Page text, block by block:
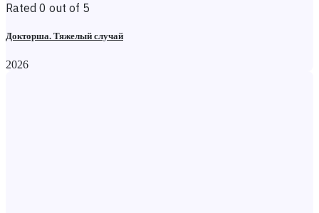
Rated 0 out of 5
Докторша. Тяжелый случай
2026